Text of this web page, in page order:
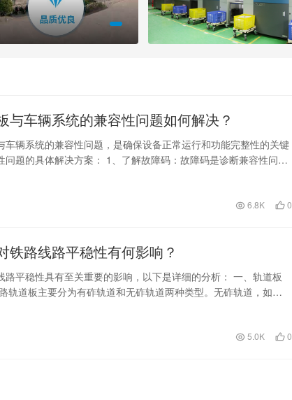
首页
与车辆系统的兼容性问题如何解决？
车辆系统的兼容性问题，是确保设备正常运行和功能完整性的关键
问题的具体解决方案： 1、了解故障码：故障码是诊断兼容性问题
6.8K 0
铁路线路平稳性有何影响？
路平稳性具有至关重要的影响，以下是详细的分析： 一、轨道板
轨道板主要分为有砟轨道和无砟轨道两种类型。无砟轨道，如
5.0K 0